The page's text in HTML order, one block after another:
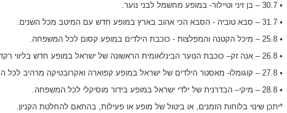
• 30.7 – בן זיני וטיילור- במופע מחשמל לבני נוער.
• 31.7 – סבא טוביה - הסבא הכי אהוב בארץ במופע חדש עם המיטב מכל השנים.
• 25.8 – מיכל הקטנה והמפלצות - כוכבת הילדים במופע קסום לכל המשפחה.
• 26.8 – אנה זק– כוכבת הנוער הבינלאומית הראשונה של ישראל במופע חדש בליווי רקדנים.
• 27.8 – קוגומלו- מאסטר הילדים של ישראל במופע קפוארה ואקרובטיקה מרהיב לכל המשפחה.
• 28.8 – מיקי– הבדרנית של ילדי ישראל במופע בידור מוסיקלי לכל המשפחה.
*יתכן שינוי בלוחות הזמנים, או ביטול של מופע או פעילות, בהתאם להחלטת הקניון.